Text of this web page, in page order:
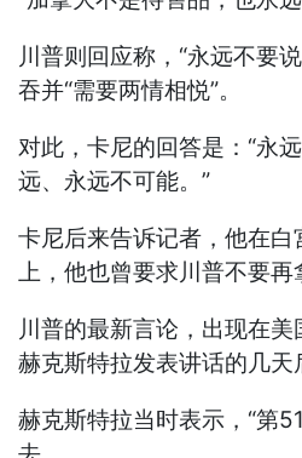
川普则回应称，“永远不要
吞并“需要两情相悦”。
对此，卡尼的回答是：“永
远、永远不可能。”
卡尼后来告诉记者，他在白
上，他也曾要求川普不要再
川普的最新言论，出现在美
赫克斯特拉发表讲话的几天
赫克斯特拉当时表示，“第